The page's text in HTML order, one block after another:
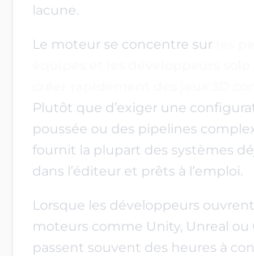
lacune.
Le moteur se concentre sur
Plutôt que d’exiger une
poussée ou des pipelines
fournit la plupart des systèmes
dans l’éditeur et prêts à l’emploi.
Lorsque les développeurs
moteurs comme Unity, Unreal ou
passent souvent des heures à